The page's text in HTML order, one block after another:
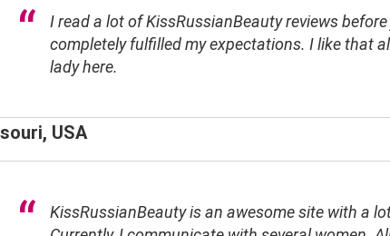
I read a lot of KissRussianBeauty reviews
completely fulfilled my expectations. I like that
lady here.
USA
KissRussianBeauty is an awesome site with a